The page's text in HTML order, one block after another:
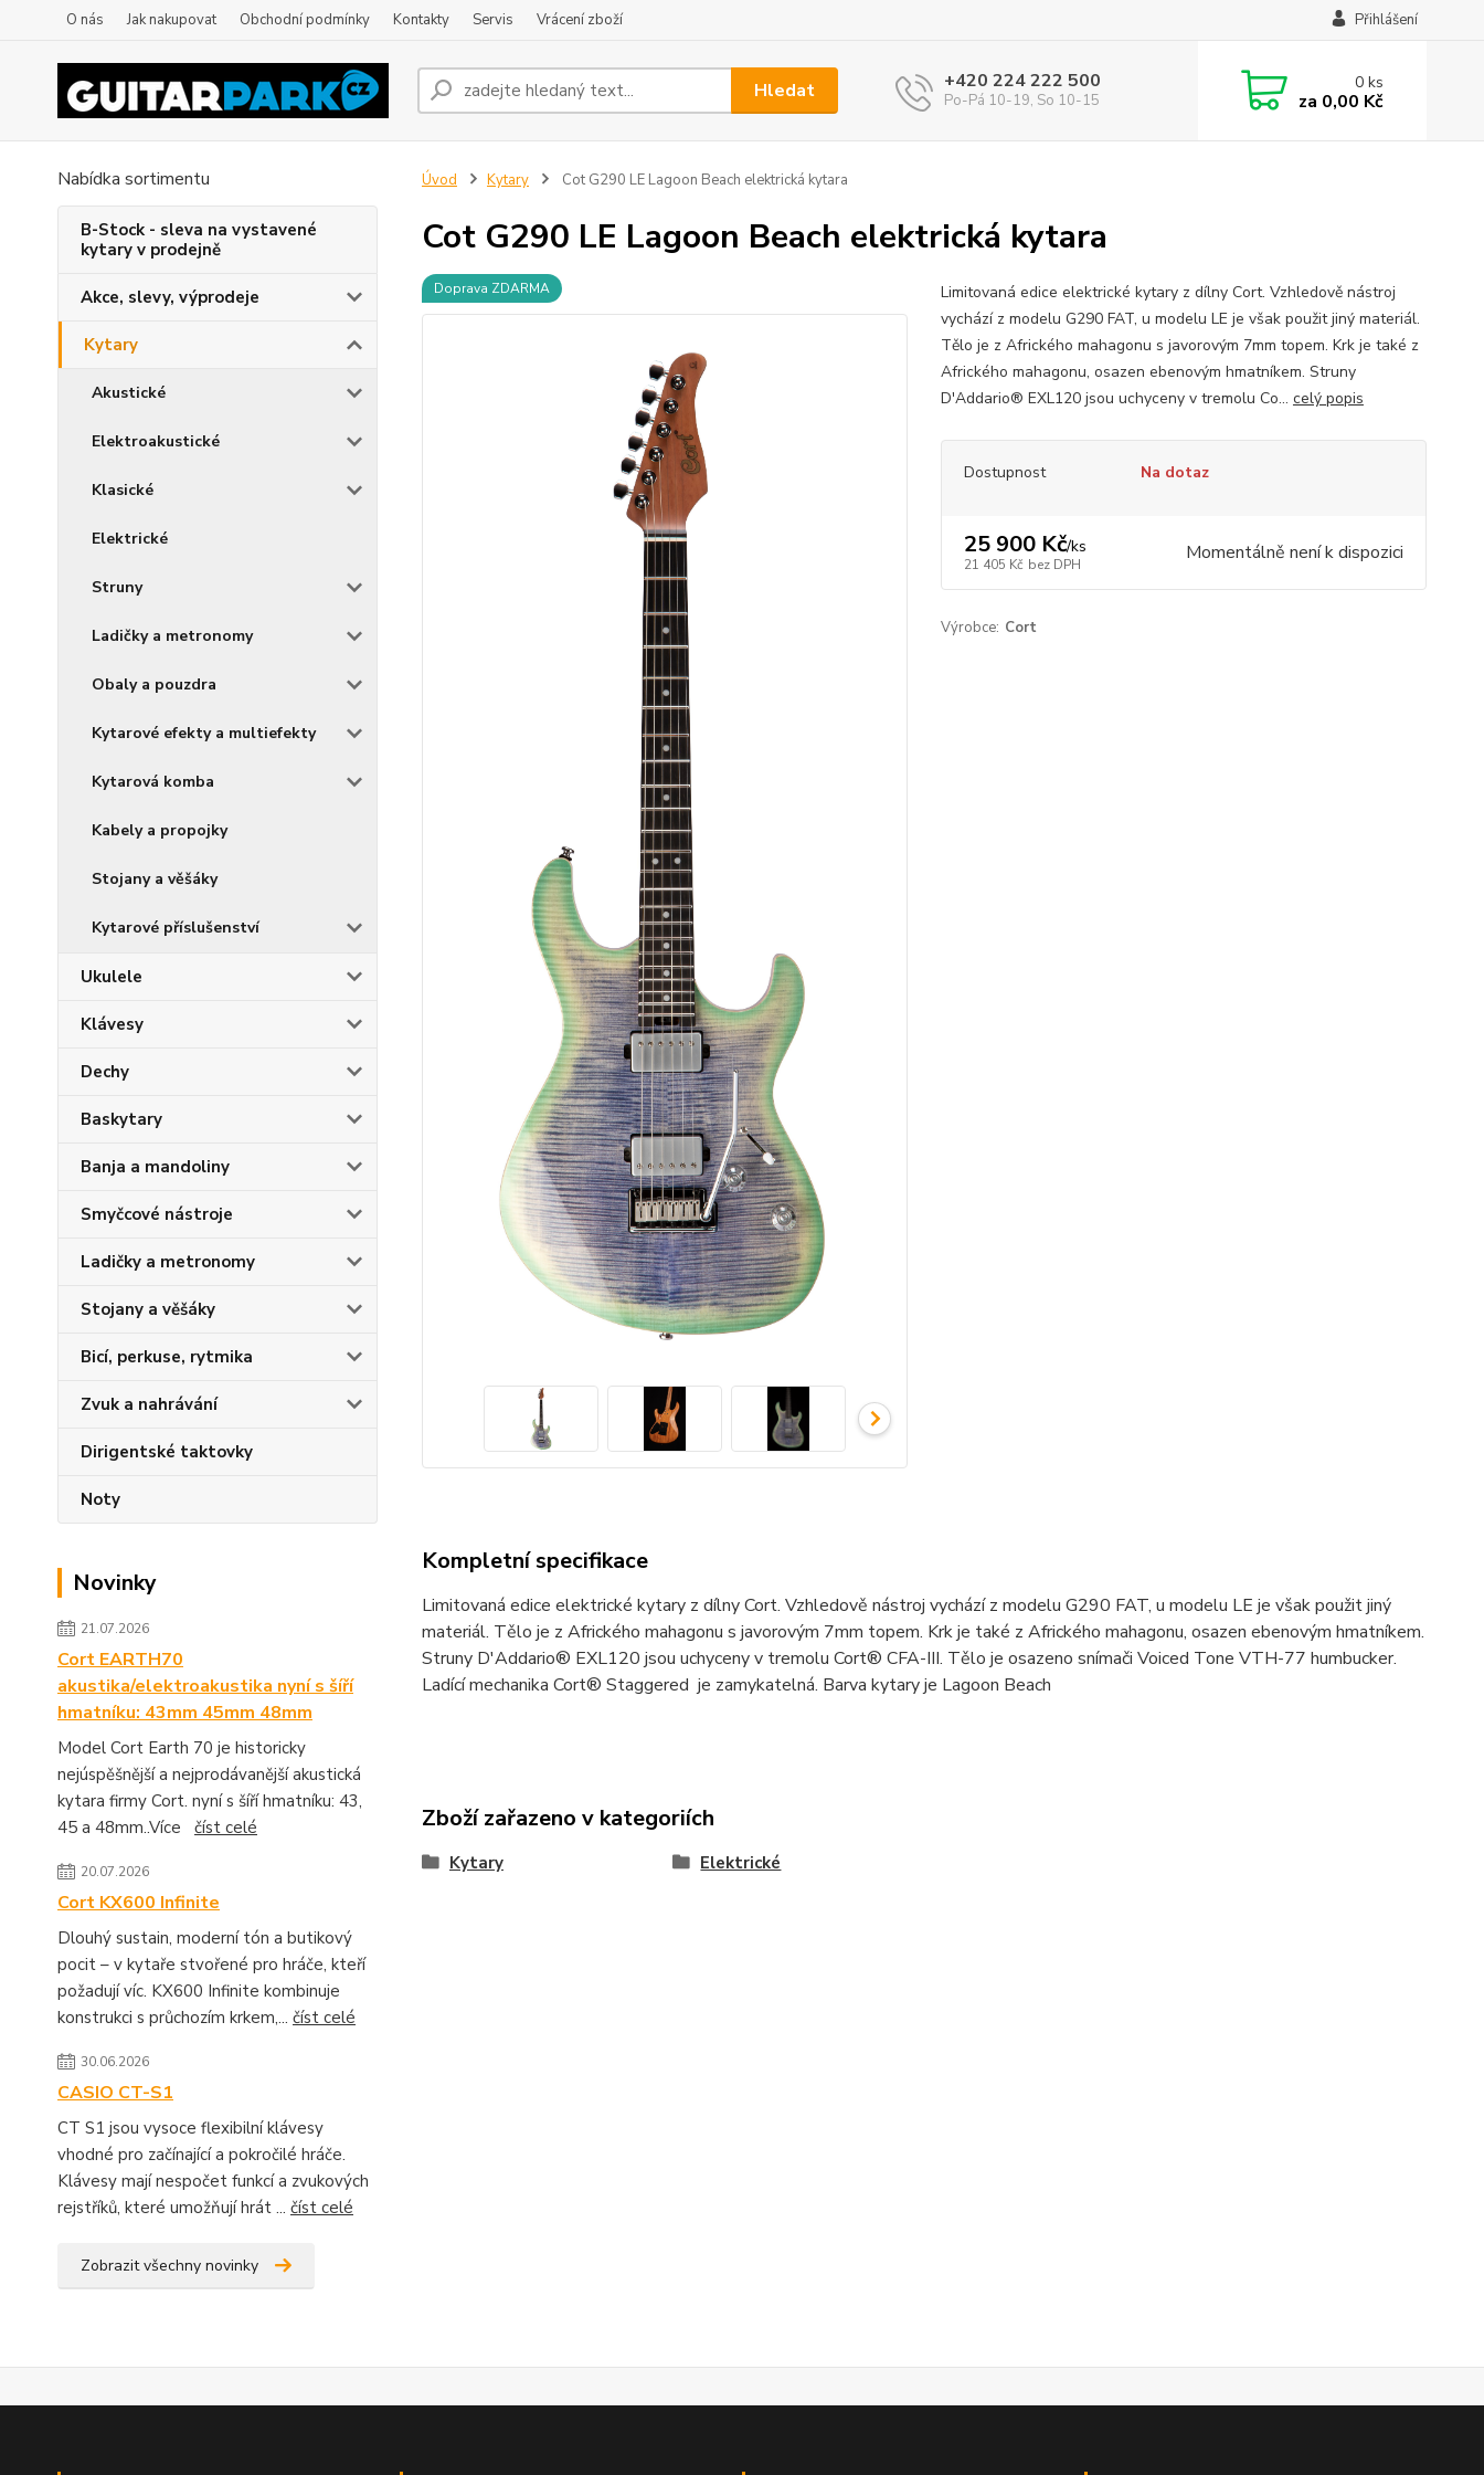
O nás Jak nakupovat Obchodní podmínky Kontakty Servis Vrácení zboží Přihlášení
Hledat +420 224 222 500
Po-Pá 10-19, So 10-15
0ks
za 0,00 Kč
Nabídka sortimentu
B-Stock - sleva na vystavené
kytary v prodejně
Akce, slevy, výprodeje
Kytary
Akustické
Elektroakustické
Klasické
Elektrické
Struny
Ladičky a metronomy
Obaly a pouzdra
Kytarové efekty a multiefekty
Kytarová komba
Kabely a propojky
Stojany a věšáky
Kytarové příslušenství
Ukulele
Klávesy
Dechy
Baskytary
Banja a mandoliny
Smyčcové nástroje
Ladičky a metronomy
Stojany a věšáky
Bicí, perkuse, rytmika
Zvuk a nahrávání
Dirigentské taktovky
Noty
Novinky
21.07.2026
Cort EARTH70
akustika/elektroakustika nyní s šíří
hmatníku: 43mm 45mm 48mm
Model Cort Earth 70 je historicky
nejúspěšnější a nejprodávanější akustická
kytara firmy Cort. nyní s šíří hmatníku: 43,
45 a 48mm..Více číst celé
20.07.2026
Cort KX600 Infinite
Dlouhý sustain, moderní tón a butikový
pocit – v kytaře stvořené pro hráče, kteří
požadují víc. KX600 Infinite kombinuje
konstrukci s průchozím krkem,... číst celé
30.06.2026
CASIO CT-S1
CT S1 jsou vysoce flexibilní klávesy
vhodné pro začínající a pokročilé hráče.
Klávesy mají nespočet funkcí a zvukových
rejstříků, které umožňují hrát ... číst celé
Zobrazit všechny novinky
Úvod Kytary Cot G290 LE Lagoon Beach elektrická kytara
Cot G290 LE Lagoon Beach elektrická kytara
Doprava ZDARMA
Limitovaná edice elektrické kytary z dílny Cort. Vzhledově nástroj
vychází z modelu G290 FAT, u modelu LE je však použit jiný materiál.
Tělo je z Afrického mahagonu s javorovým 7mm topem. Krk je také z
Afrického mahagonu, osazen ebenovým hmatníkem. Struny
D'Addario® EXL120 jsou uchyceny v tremolu Co... celý popis
Dostupnost Na dotaz
25 900 Kč/ks
21 405 Kč bez DPH Momentálně není k dispozici
Výrobce: Cort
Kompletní specifikace
Limitovaná edice elektrické kytary z dílny Cort. Vzhledově nástroj vychází z modelu G290 FAT, u modelu LE je však použit jiný
materiál. Tělo je z Afrického mahagonu s javorovým 7mm topem. Krk je také z Afrického mahagonu, osazen ebenovým hmatníkem.
Struny D'Addario® EXL120 jsou uchyceny v tremolu Cort® CFA-III. Tělo je osazeno snímači Voiced Tone VTH-77 humbucker.
Ladící mechanika Cort® Staggered je zamykatelná. Barva kytary je Lagoon Beach
Zboží zařazeno v kategoriích
Kytary Elektrické